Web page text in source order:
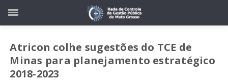
Atricon colhe sugestões do TCE de
Minas para planejamento estratégico
2018-2023